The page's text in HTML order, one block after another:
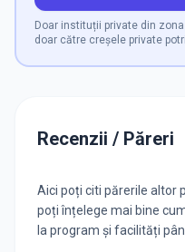
Doar instituții private din
doar către creșele private
Recenzii / Păreri
Aici poți citi părerile altor
poți înțelege mai bine
la program și facilități